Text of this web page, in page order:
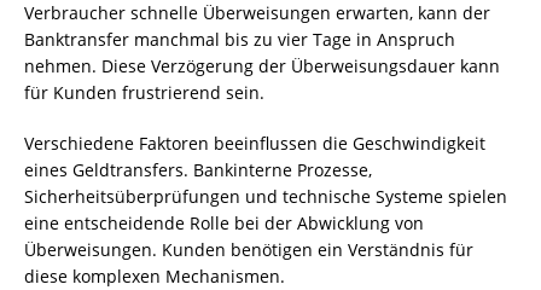
Verbraucher schnelle Überweisungen erwarten, kann der
Banktransfer manchmal bis zu vier Tage in Anspruch
nehmen. Diese Verzögerung der Überweisungsdauer kann
für Kunden frustrierend sein.
Verschiedene Faktoren beeinflussen die Geschwindigkeit
eines Geldtransfers. Bankinterne Prozesse,
Sicherheitsüberprüfungen und technische Systeme spielen
eine entscheidende Rolle bei der Abwicklung von
Überweisungen. Kunden benötigen ein Verständnis für
diese komplexen Mechanismen.